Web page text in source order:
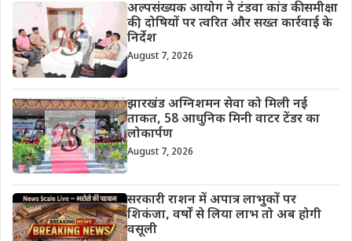
अल्पसंख्यक आयोग ने टंडवा कांड की समीक्षा
की, दोषियों पर त्वरित और सख्त कार्रवाई के
निर्देश
August 7, 2026
झारखंड अग्निशमन सेवा को मिली नई
ताकत, 58 आधुनिक मिनी वाटर टेंडर का
लोकार्पण
August 7, 2026
सरकारी राशन में अपात्र लाभुकों पर
शिकंजा, वर्षों से लिया लाभ तो अब होगी
वसूली